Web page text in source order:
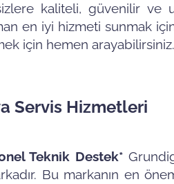
kaliteli, güvenilir ve
en iyi hizmeti sunmak için
için hemen arayabilirsiniz.
Servis Hizmetleri
Teknik Destek*
Bu markanın en